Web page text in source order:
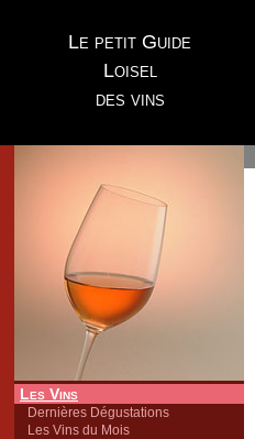
Le petit Guide
Loisel
des vins
Les Vins
Dernières Dégustations
Les Vins du Mois